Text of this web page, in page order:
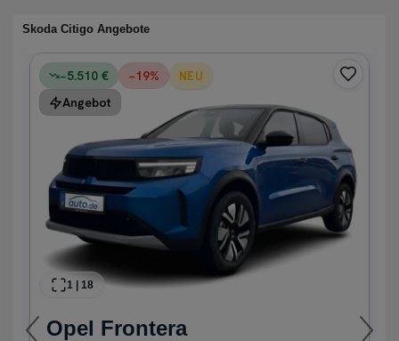
Skoda Citigo Angebote
−5.510 € −19% NEU
Angebot
1 | 18
Opel Frontera